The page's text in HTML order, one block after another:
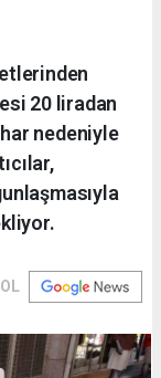
20 liradan
nedeniyle